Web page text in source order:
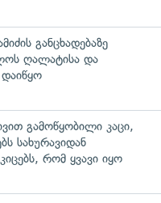
განცხადებაზე
ღალატისა და
გამოწყობილი კაცი,
სახურავიდან
რომ ყვავი იყო